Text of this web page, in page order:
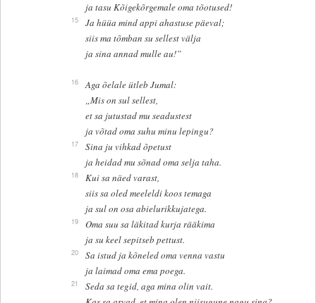
ja tasu Kõigekõrgemale oma tõotused!
15
Ja hüüa mind appi ahastuse päeval;
siis ma tõmban su sellest välja
ja sina annad mulle au!”
16
Aga õelale ütleb Jumal:
„Mis on sul sellest,
et sa jutustad mu seadustest
ja võtad oma suhu minu lepingu?
17
Sina ju vihkad õpetust
ja heidad mu sõnad oma selja taha.
18
Kui sa näed varast,
siis sa oled meeleldi koos temaga
ja sul on osa abielurikkujatega.
19
Oma suu sa läkitad kurja rääkima
ja su keel sepitseb pettust.
20
Sa istud ja kõneled oma venna vastu
ja laimad oma ema poega.
21
Seda sa tegid, aga mina olin vait.